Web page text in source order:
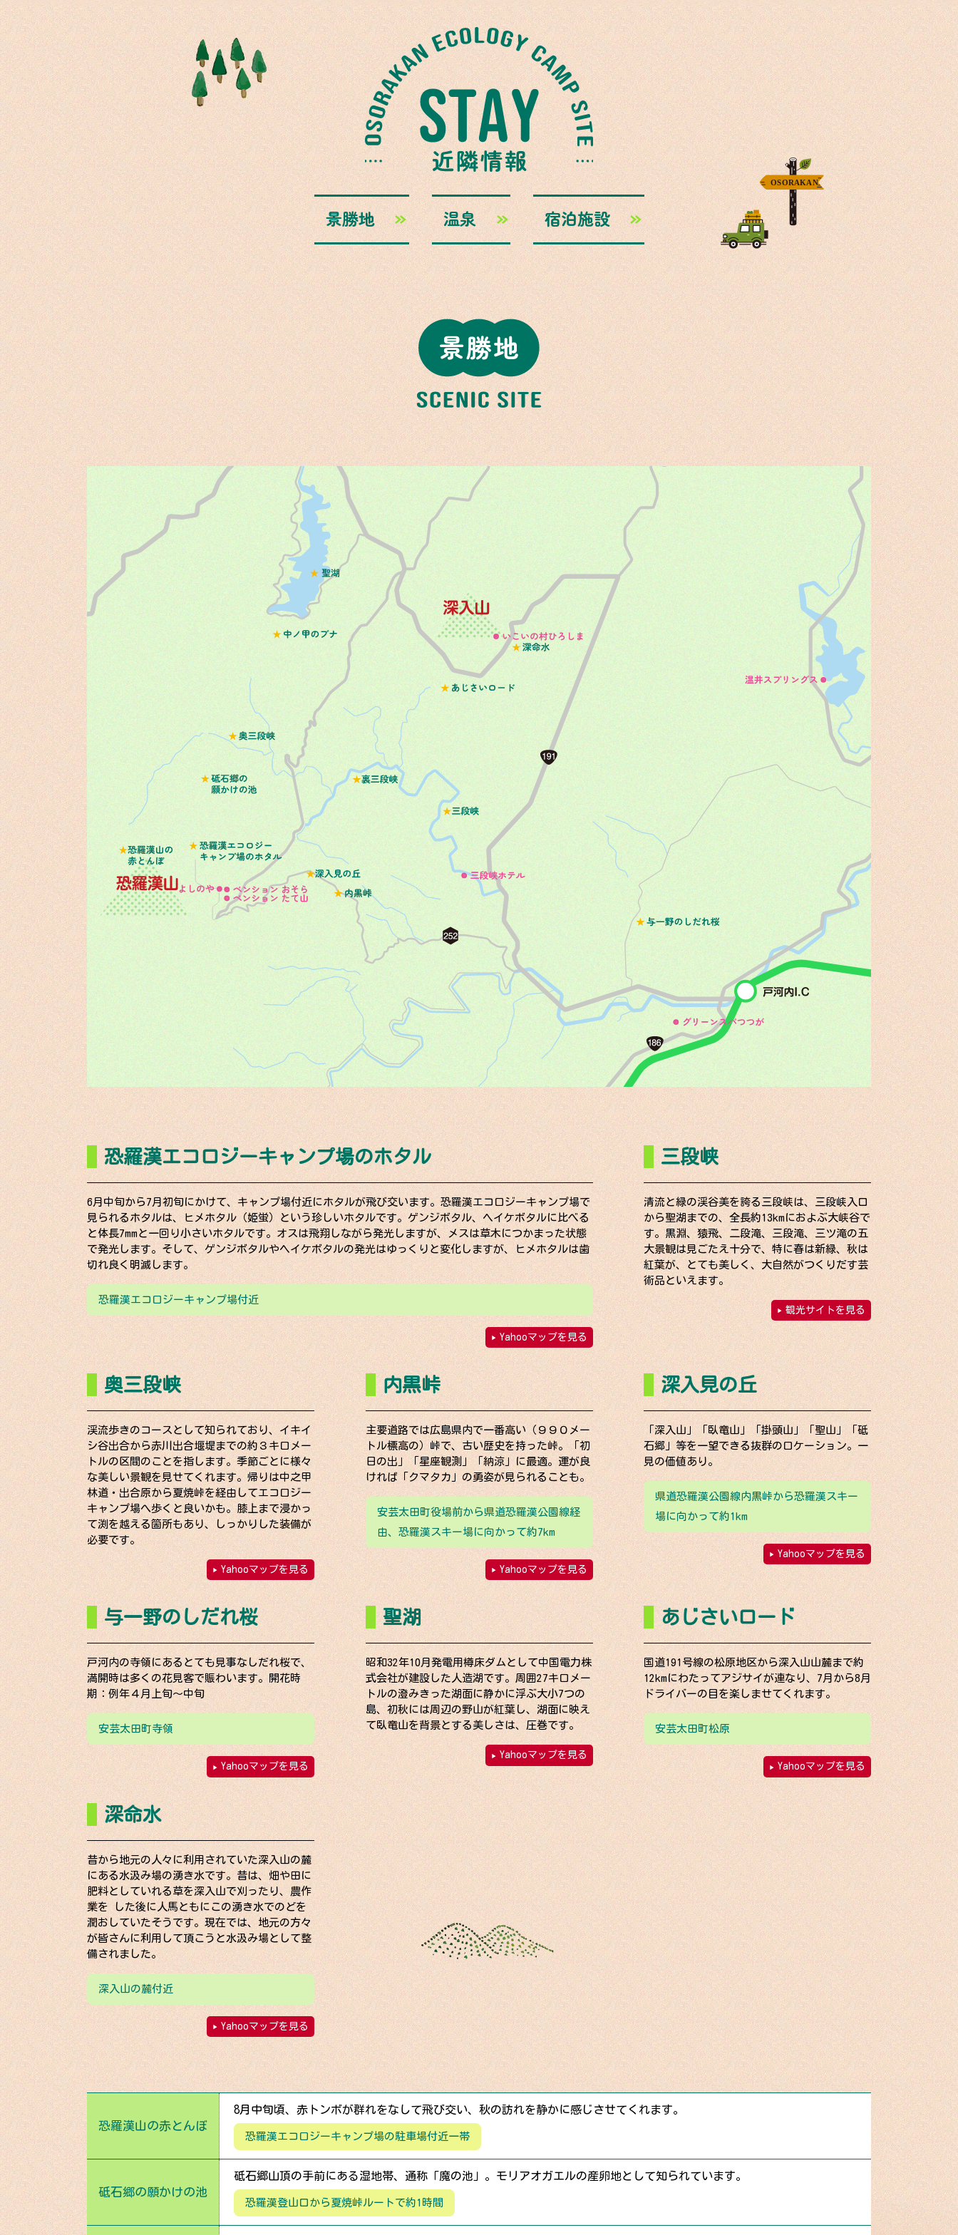
景勝地 温泉 宿泊施設
恐羅漢エコロジーキャンプ場のホタル
6月中旬から7月初旬にかけて、キャンプ場付近にホタルが飛び交います。恐羅漢エコロジーキャンプ場で
見られるホタルは、ヒメホタル（姫蛍）という珍しいホタルです。ゲンジボタル、ヘイケボタルに比べる
と体長7mmと一回り小さいホタルです。オスは飛翔しながら発光しますが、メスは草木につかまった状態
で発光します。そして、ゲンジボタルやヘイケボタルの発光はゆっくりと変化しますが、ヒメホタルは歯
切れ良く明滅します。
恐羅漢エコロジーキャンプ場付近
Yahooマップを見る
三段峡
清流と緑の渓谷美を誇る三段峡は、三段峡入口
から聖湖までの、全長約13kmにおよぶ大峡谷で
す。黒淵、猿飛、二段滝、三段滝、三ツ滝の五
大景観は見ごたえ十分で、特に春は新緑、秋は
紅葉が、とても美しく、大自然がつくりだす芸
術品といえます。
観光サイトを見る
奥三段峡
渓流歩きのコースとして知られており、イキイ
シ谷出合から赤川出合堰堤までの約３キロメー
トルの区間のことを指します。季節ごとに様々
な美しい景観を見せてくれます。帰りは中之甲
林道・出合原から夏焼峠を経由してエコロジー
キャンプ場へ歩くと良いかも。膝上まで浸かっ
て渕を越える箇所もあり、しっかりした装備が
必要です。
Yahooマップを見る
内黒峠
主要道路では広島県内で一番高い（９９０メー
トル標高の）峠で、古い歴史を持った峠。「初
日の出」「星座観測」「納涼」に最適。運が良
ければ「クマタカ」の勇姿が見られることも。
安芸太田町役場前から県道恐羅漢公園線経
由、恐羅漢スキー場に向かって約7km
Yahooマップを見る
深入見の丘
「深入山」「臥竜山」「掛頭山」「聖山」「砥
石郷」等を一望できる抜群のロケーション。一
見の価値あり。
県道恐羅漢公園線内黒峠から恐羅漢スキー
場に向かって約1km
Yahooマップを見る
与一野のしだれ桜
戸河内の寺領にあるとても見事なしだれ桜で、
満開時は多くの花見客で賑わいます。開花時
期：例年４月上旬～中旬
安芸太田町寺領
Yahooマップを見る
聖湖
昭和32年10月発電用樽床ダムとして中国電力株
式会社が建設した人造湖です。周囲27キロメー
トルの澄みきった湖面に静かに浮ぶ大小7つの
島、初秋には周辺の野山が紅葉し、湖面に映え
て臥竜山を背景とする美しさは、圧巻です。
Yahooマップを見る
あじさいロード
国道191号線の松原地区から深入山山麓まで約
12kmにわたってアジサイが連なり、7月から8月
ドライバーの目を楽しませてくれます。
安芸太田町松原
Yahooマップを見る
深命水
昔から地元の人々に利用されていた深入山の麓
にある水汲み場の湧き水です。昔は、畑や田に
肥料としていれる草を深入山で刈ったり、農作
業を した後に人馬ともにこの湧き水でのどを
潤おしていたそうです。現在では、地元の方々
が皆さんに利用して頂こうと水汲み場として整
備されました。
深入山の麓付近
Yahooマップを見る
恐羅漢山の赤とんぼ
8月中旬頃、赤トンボが群れをなして飛び交い、秋の訪れを静かに感じさせてくれます。
恐羅漢エコロジーキャンプ場の駐車場付近一帯
砥石郷の願かけの池
砥石郷山頂の手前にある湿地帯、通称「魔の池」。モリアオガエルの産卵地として知られています。
恐羅漢登山口から夏焼峠ルートで約1時間